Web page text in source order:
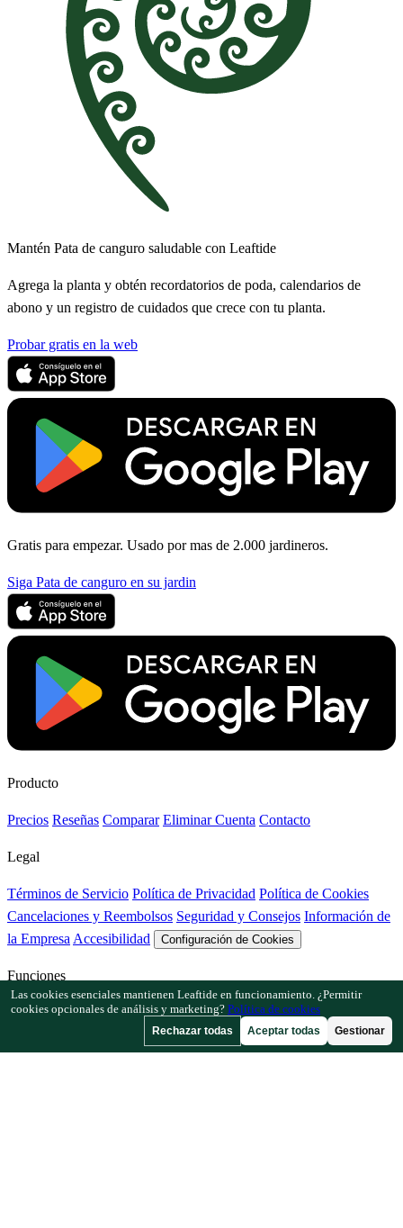
Mantén Pata de canguro saludable con Leaftide
Agrega la planta y obtén recordatorios de poda, calendarios de
abono y un registro de cuidados que crece con tu planta.
Probar gratis en la web
Gratis para empezar. Usado por mas de 2.000 jardineros.
Siga Pata de canguro en su jardin
Producto
Precios Reseñas Comparar Eliminar Cuenta Contacto
Legal
Términos de Servicio Política de Privacidad Política de Cookies
Cancelaciones y Reembolsos Seguridad y Consejos Información de
la Empresa Accesibilidad Configuración de Cookies
Funciones
Cómo funciona Leaftide Guía del planificador Biblioteca de plantas
Las cookies esenciales mantienen Leaftide en funcionamiento. ¿Permitir
cookies opcionales de análisis y marketing? Política de cookies
Rechazar todas Aceptar todas Gestionar